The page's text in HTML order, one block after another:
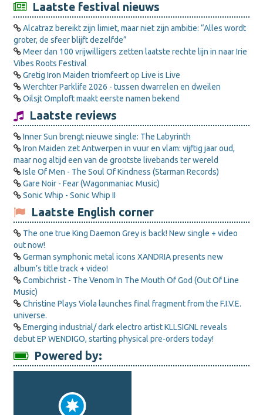
Laatste festival nieuws
Alcatraz bereikt zijn limiet, maar niet zijn ambitie: “Alles wordt
groter, de sfeer blijft dezelfde”
Meer dan 100 vrijwilligers zetten laatste rechte lijn in naar Irie
Vibes Roots Festival
Gretig Iron Maiden triomfeert op Live is Live
Werchter Parklife 2026 - tussen dwarrelen en dweilen
Oilsjt Omploft maakt eerste namen bekend
Laatste reviews
Inner Sun brengt nieuwe single: The Labyrinth
Iron Maiden zet Antwerpen in vuur en vlam: vijftig jaar oud,
maar nog altijd een van de grootste livebands ter wereld
Isle Of Men - The Soul Of Kindness (Starman Records)
Gare Noir - Fear (Wagonmaniac Music)
Sonic Whip - Sonic Whip II
Laatste English corner
The one true King Daemon Grey is back! New single + video
out now!
German symphonic metal icons XANDRIA presents new
album’s title track + video!
Combichrist - The Venom In The Mouth Of God (Out Of Line
Music)
Christine Plays Viola launches final fragment from the F.I.V.E.
universe.
Emerging industrial/ dark electro artist KLLSIGNL reveals
debut EP WENDIGO, starting physical pre-orders today!
Powered by: